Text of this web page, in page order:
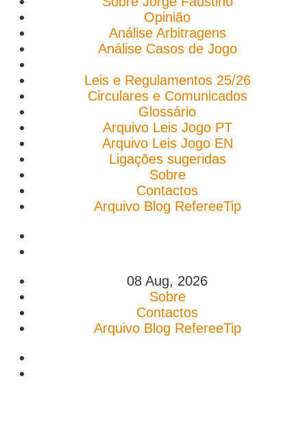
Opinião
Análise Arbitragens
Análise Casos de Jogo
Leis e Regulamentos 25/26
Circulares e Comunicados
Glossário
Arquivo Leis Jogo PT
Arquivo Leis Jogo EN
Ligações sugeridas
Sobre
Contactos
Arquivo Blog RefereeTip
08 Aug, 2026
Sobre
Contactos
Arquivo Blog RefereeTip